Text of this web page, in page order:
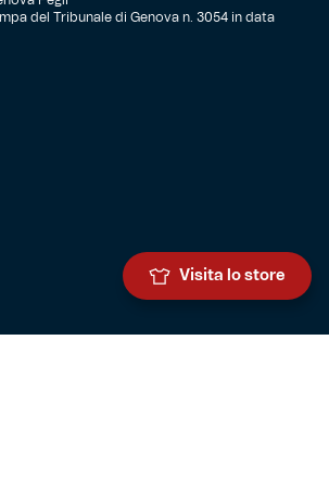
del Tribunale di Genova n. 3054 in data
Visita lo store